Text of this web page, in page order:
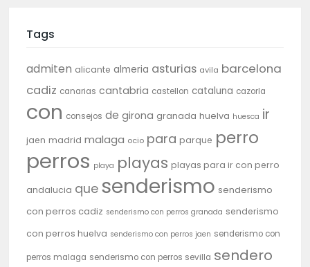
Tags
admiten alicante almeria asturias avila barcelona
cadiz canarias cantabria castellon cataluna cazorla
con consejos de girona granada huelva huesca ir
jaen madrid malaga ocio para parque perro
perros playa playas playas para ir con perro
andalucia que senderismo senderismo
con perros cadiz senderismo con perros granada senderismo
con perros huelva senderismo con perros jaen senderismo con
perros malaga senderismo con perros sevilla sendero